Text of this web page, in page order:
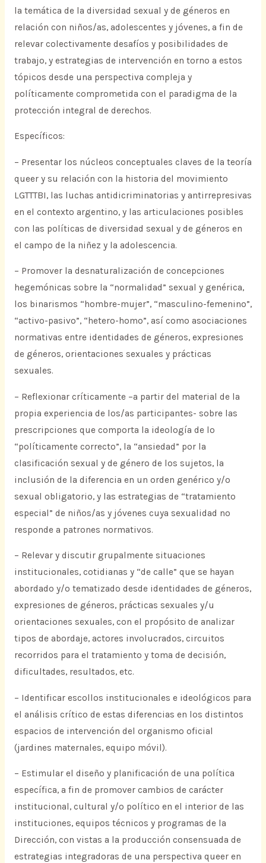
la temática de la diversidad sexual y de géneros en
relación con niños/as, adolescentes y jóvenes, a fin de
relevar colectivamente desafíos y posibilidades de
trabajo, y estrategias de intervención en torno a estos
tópicos desde una perspectiva compleja y
políticamente comprometida con el paradigma de la
protección integral de derechos.
Específicos:
– Presentar los núcleos conceptuales claves de la teoría
queer y su relación con la historia del movimiento
LGTTTBI, las luchas antidicriminatorias y antirrepresivas
en el contexto argentino, y las articulaciones posibles
con las políticas de diversidad sexual y de géneros en
el campo de la niñez y la adolescencia.
– Promover la desnaturalización de concepciones
hegemónicas sobre la “normalidad” sexual y genérica,
los binarismos “hombre-mujer”, “masculino-femenino”,
“activo-pasivo”, “hetero-homo”, así como asociaciones
normativas entre identidades de géneros, expresiones
de géneros, orientaciones sexuales y prácticas
sexuales.
– Reflexionar críticamente –a partir del material de la
propia experiencia de los/as participantes- sobre las
prescripciones que comporta la ideología de lo
“políticamente correcto”, la “ansiedad” por la
clasificación sexual y de género de los sujetos, la
inclusión de la diferencia en un orden genérico y/o
sexual obligatorio, y las estrategias de “tratamiento
especial” de niños/as y jóvenes cuya sexualidad no
responde a patrones normativos.
– Relevar y discutir grupalmente situaciones
institucionales, cotidianas y “de calle” que se hayan
abordado y/o tematizado desde identidades de géneros,
expresiones de géneros, prácticas sexuales y/u
orientaciones sexuales, con el propósito de analizar
tipos de abordaje, actores involucrados, circuitos
recorridos para el tratamiento y toma de decisión,
dificultades, resultados, etc.
– Identificar escollos institucionales e ideológicos para
el análisis crítico de estas diferencias en los distintos
espacios de intervención del organismo oficial
(jardines maternales, equipo móvil).
– Estimular el diseño y planificación de una política
específica, a fin de promover cambios de carácter
institucional, cultural y/o político en el interior de las
instituciones, equipos técnicos y programas de la
Dirección, con vistas a la producción consensuada de
estrategias integradoras de una perspectiva queer en